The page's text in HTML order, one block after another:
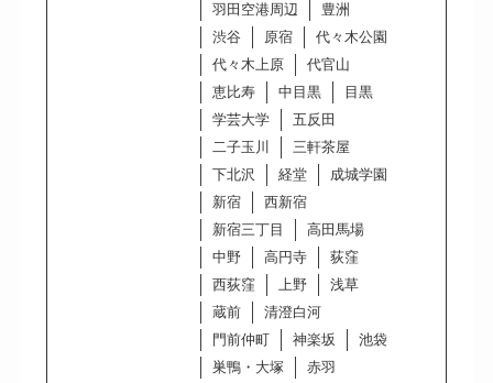
羽田空港周辺
豊洲
渋谷
原宿
代々木公園
代々木上原
代官山
恵比寿
中目黒
目黒
学芸大学
五反田
二子玉川
三軒茶屋
下北沢
経堂
成城学園
新宿
西新宿
新宿三丁目
高田馬場
中野
高円寺
荻窪
西荻窪
上野
浅草
蔵前
清澄白河
門前仲町
神楽坂
池袋
巣鴨・大塚
赤羽